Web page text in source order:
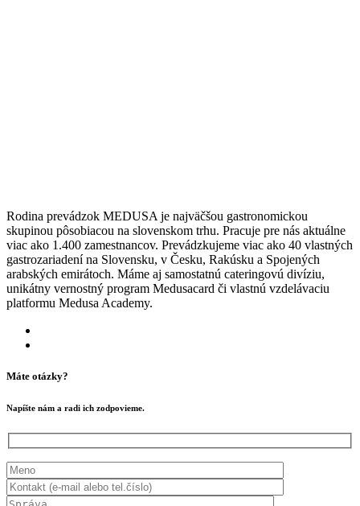
Rodina prevádzok MEDUSA je najväčšou gastronomickou
skupinou pôsobiacou na slovenskom trhu. Pracuje pre nás aktuálne
viac ako 1.400 zamestnancov. Prevádzkujeme viac ako 40 vlastných
gastrozariadení na Slovensku, v Česku, Rakúsku a Spojených
arabských emirátoch. Máme aj samostatnú cateringovú divíziu,
unikátny vernostný program Medusacard či vlastnú vzdelávaciu
platformu Medusa Academy.
Máte otázky?
Napíšte nám a radi ich zodpovieme.